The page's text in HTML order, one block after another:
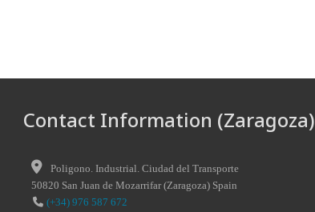
Contact Information (Zaragoza)
Poligono. Industrial. Ciudad del Transporte
50820 San Juan de Mozarrifar(Zaragoza) Spain
(+34) 976 587 672